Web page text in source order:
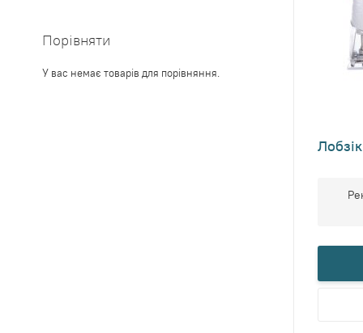
Порівняти
У вас немає товарів для порівняння.